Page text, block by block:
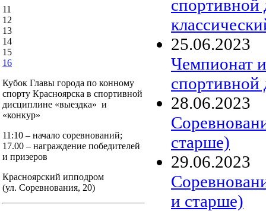
11
12
13
14
15
16
Кубок Главы города по конному
спорту Красноярска в спортивной
дисциплине «выездка» и
«конкур»
11:10 – начало соревнований;
17.00 – награждение победителей
и призеров
Красноярский ипподром
(ул. Соревнования, 20)
25.06.2023
Чемпионат
спортивной
28.06.2023
старше)
29.06.2023
и старше)